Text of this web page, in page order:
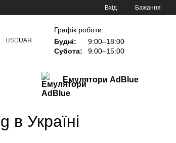
Вхід Бажання
USDUAH
Графік роботи:
Будні:
9:00–18:00
Субота:
9:00–15:00
Емулятори AdBlue
в Україні